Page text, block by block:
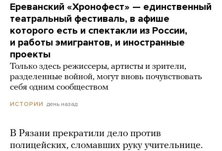
Ереванский «Хронофест» — единственный
театральный фестиваль, в афише
которого есть и спектакли из России,
и работы эмигрантов, и иностранные
проекты
Только здесь режиссеры, артисты и зрители,
разделенные войной, могут вновь почувствовать
себя одним сообществом
ИСТОРИИ день назад
В Рязани прекратили дело против
полицейских, сломавших руку учительнице.